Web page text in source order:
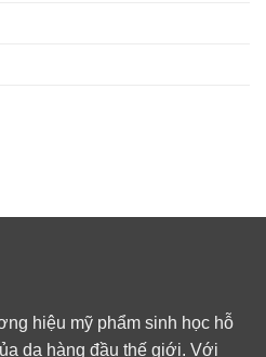
hiệu mỹ phẩm sinh học hỗ
da hàng đầu thế giới. Với